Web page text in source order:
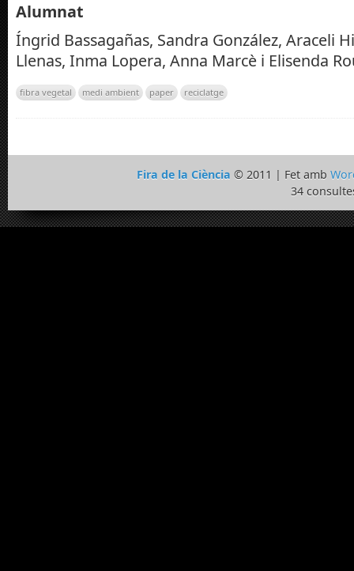
Alumnat
Íngrid Bassagañas, Sandra González, Araceli
Llenas, Inma Lopera, Anna Marcè i Elisenda
fibra vegetal medi ambient paper reciclatge
Fira de la Ciència © 2011 | Fet amb
34